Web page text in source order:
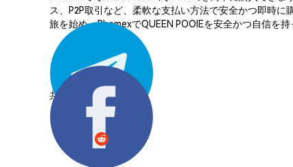
ス、P2P取引など、柔軟な支払い方法で安全かつ即時
旅を始め、PhemexでQUEEN POOIEを安全かつ自信を持
共有する: